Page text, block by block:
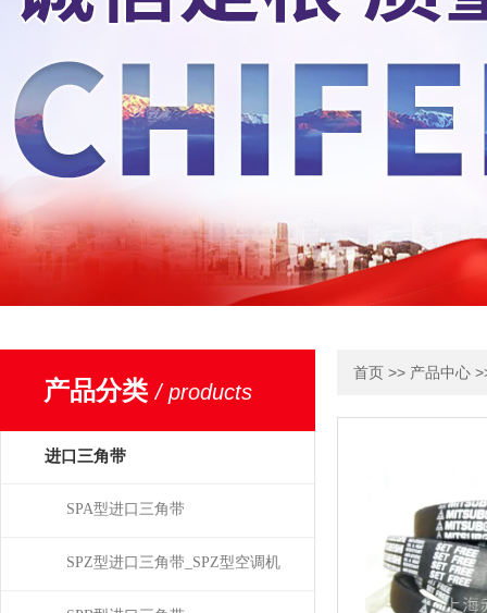
产品分类/ products
进口三角带
SPA型进口三角带
SPZ型进口三角带_SPZ型空调机
首页 >> 产品中心